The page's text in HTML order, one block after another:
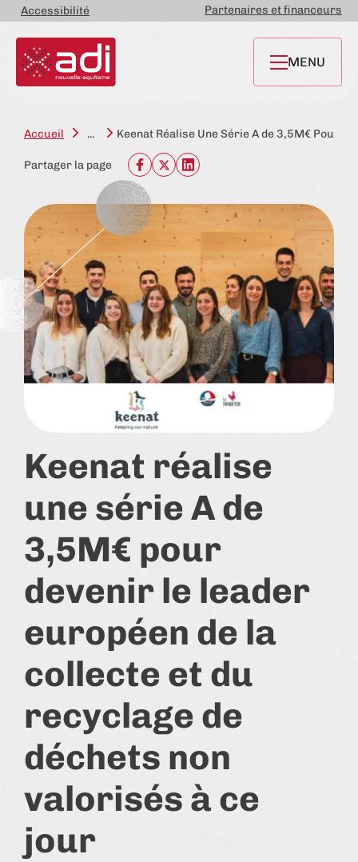
Accessibilité Partenaires et financeurs
MENU
Accueil ... Keenat Réalise Une Série A de 3,5M€ Pour
Partager la page
Keenat réalise
une série A de
3,5M€ pour
devenir le leader
européen de la
collecte et du
recyclage de
déchets non
valorisés à ce
jour